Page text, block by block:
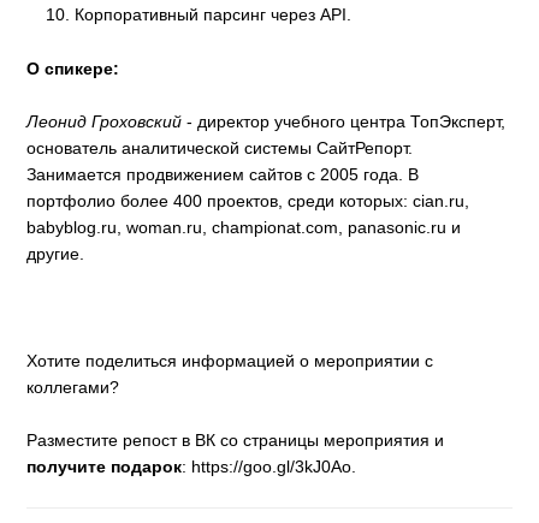
Корпоративный парсинг через API.
О спикере:
Леонид Гроховский - директор учебного центра ТопЭксперт,
основатель аналитической системы СайтРепорт.
Занимается продвижением сайтов с 2005 года. В
портфолио более 400 проектов, среди которых: cian.ru,
babyblog.ru, woman.ru, championat.com, panasonic.ru и
другие.
Хотите поделиться информацией о мероприятии с
коллегами?
Разместите репост в ВК со страницы мероприятия и
получите подарок: https://goo.gl/3kJ0Ao.